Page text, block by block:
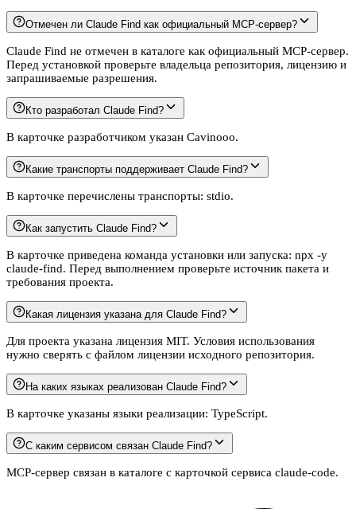
Отмечен ли Claude Find как официальный MCP-сервер?
Claude Find не отмечен в каталоге как официальный MCP-сервер.
Перед установкой проверьте владельца репозитория, лицензию и
запрашиваемые разрешения.
Кто разработал Claude Find?
В карточке разработчиком указан Cavinooo.
Какие транспорты поддерживает Claude Find?
В карточке перечислены транспорты: stdio.
Как запустить Claude Find?
В карточке приведена команда установки или запуска: npx -y
claude-find. Перед выполнением проверьте источник пакета и
требования проекта.
Какая лицензия указана для Claude Find?
Для проекта указана лицензия MIT. Условия использования
нужно сверять с файлом лицензии исходного репозитория.
На каких языках реализован Claude Find?
В карточке указаны языки реализации: TypeScript.
С каким сервисом связан Claude Find?
MCP-сервер связан в каталоге с карточкой сервиса claude-code.